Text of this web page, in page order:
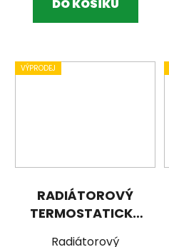
DO KOŠÍKU
VÝPRODEJ
RADIÁTOROVÝ
TERMOSTATICKÝ
Radiátorový